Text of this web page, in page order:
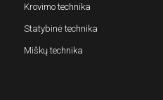
Krovimo technika
Statybinė technika
Miškų technika